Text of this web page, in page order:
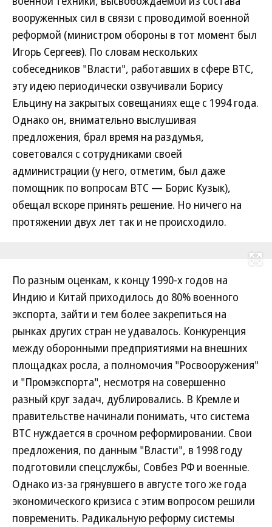
вооруженных сил в связи с проводимой военной
реформой (министром обороны в тот момент был
Игорь Сергеев). По словам нескольких
собеседников "Власти", работавших в сфере ВТС,
эту идею периодически озвучивали Борису
Ельцину на закрытых совещаниях еще с 1994 года.
Однако он, внимательно выслушивая
предложения, брал время на раздумья,
советовался с сотрудниками своей
администрации (у него, отметим, был даже
помощник по вопросам ВТС — Борис Кузык),
обещал вскоре принять решение. Но ничего на
протяжении двух лет так и не происходило.
По разным оценкам, к концу 1990-х годов на
Индию и Китай приходилось до 80% военного
экспорта, зайти и тем более закрепиться на
рынках других стран не удавалось. Конкуренция
между оборонными предприятиями на внешних
площадках росла, а полномочия "Росвооружения"
и "Промэкспорта", несмотря на совершенно
разный круг задач, дублировались. В Кремле и
правительстве начинали понимать, что система
ВТС нуждается в срочном реформировании. Свои
предложения, по данным "Власти", в 1998 году
подготовили спецслужбы, Совбез РФ и военные.
Однако из-за грянувшего в августе того же года
экономического кризиса с этим вопросом решили
повременить. Радикальную реформу системы